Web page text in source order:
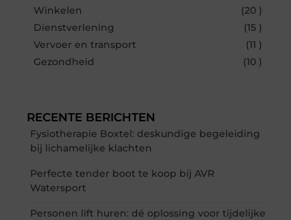
Winkelen
(20 )
Dienstverlening
(15 )
Vervoer en transport
(11 )
Gezondheid
(10 )
RECENTE BERICHTEN
Fysiotherapie Boxtel: deskundige begeleiding
bij lichamelijke klachten
Perfecte tender boot te koop bij AVR
Watersport
Personen lift huren: dé oplossing voor tijdelijke